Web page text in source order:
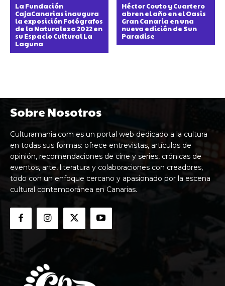
La Fundación
CajaCanarias inaugura
la exposición Fotógrafos
de la Naturaleza 2022 en
su Espacio Cultural La
Laguna
Héctor Couto y Cuartero
abren el año en el Oasis
Gran Canaria en una
nueva edición de Sun
Paradise
Sobre Nosotros
Culturamania.com es un portal web dedicado a la cultura
en todas sus formas: ofrece entrevistas, artículos de
opinión, recomendaciones de cine y series, crónicas de
eventos, arte, literatura y colaboraciones con creadores,
todo con un enfoque cercano y apasionado por la escena
cultural contemporánea en Canarias.